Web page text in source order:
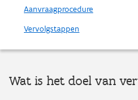
Aanvraagprocedure
Vervolgstappen
Wat is het doel van